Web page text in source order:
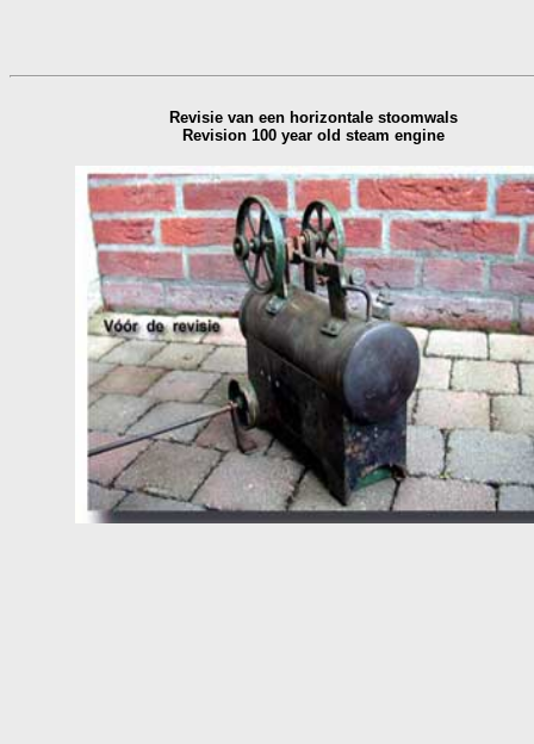
Revisie van een horizontale stoomwals
Revision 100 year old steam engine